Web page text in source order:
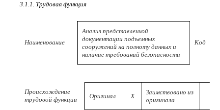
3.1.1. Трудовая функция
Наименование
Анализ представленной
документации подъемных
сооружений на полноту данных и
наличие требований безопасности
Код
Происхождение
трудовой функции
Оригинал X
Заимствовано из
оригинала